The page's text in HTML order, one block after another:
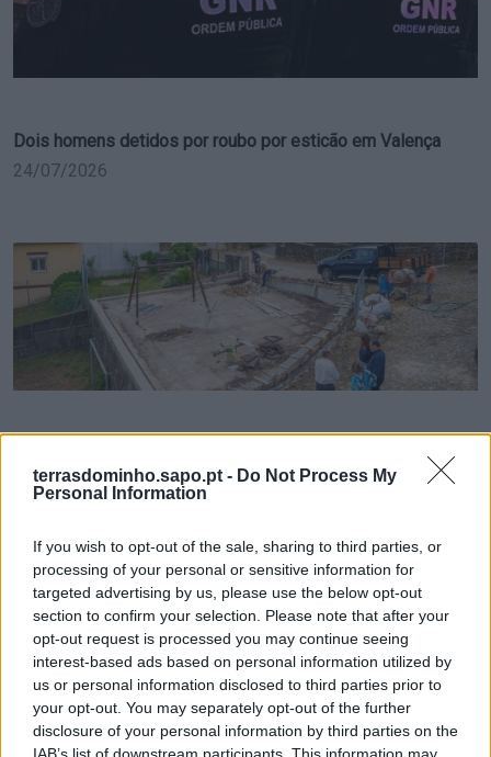
terrasdominho.sapo.pt - Do Not Process My
Personal Information
If you wish to opt-out of the sale, sharing to third parties, or
processing of your personal or sensitive information for
targeted advertising by us, please use the below opt-out
section to confirm your selection. Please note that after your
opt-out request is processed you may continue seeing
interest-based ads based on personal information utilized by
us or personal information disclosed to third parties prior to
your opt-out. You may separately opt-out of the further
disclosure of your personal information by third parties on the
Dois homens detidos por roubo por esticão em Valença
24/07/2026
Município de Caminha devolve Parque Infantil de Azevedo à
população
23/07/2026